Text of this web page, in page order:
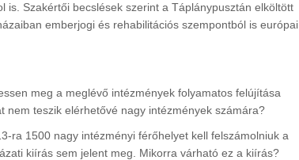
Szakértői becslések szerint a Táplánypusztán elköltött
emberjogi és rehabilitációs szempontból is európai
meg a meglévő intézmények folyamatos felújítása
nem teszik elérhetővé nagy intézmények számára?
ra 1500 nagy intézményi férőhelyet kell felszámolniuk a
kiírás sem jelent meg. Mikorra várható ez a kiírás?